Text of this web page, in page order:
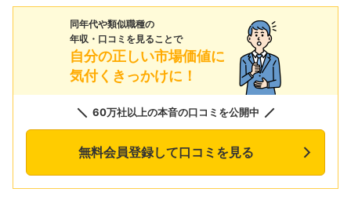
同年代や類似職種の
年収・口コミを見ることで
自分の正しい市場価値に
気付くきっかけに！
60万社以上の本音の口コミを公開中
無料会員登録して口コミを見る